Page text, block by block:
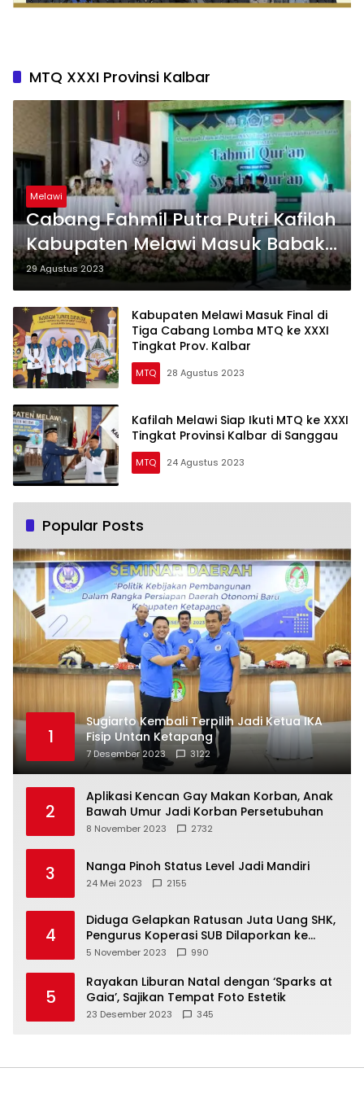
MTQ XXXI Provinsi Kalbar
Melawi
Cabang Fahmil Putra Putri Kafilah
Kabupaten Melawi Masuk Babak
Final
29 Agustus 2023
Kabupaten Melawi Masuk Final di
Tiga Cabang Lomba MTQ ke XXXI
Tingkat Prov. Kalbar
MTQ 28 Agustus 2023
Kafilah Melawi Siap Ikuti MTQ ke XXXI
Tingkat Provinsi Kalbar di Sanggau
MTQ 24 Agustus 2023
Popular Posts
1
Sugiarto Kembali Terpilih Jadi Ketua IKA
Fisip Untan Ketapang
7 Desember 2023 3122
2
Aplikasi Kencan Gay Makan Korban, Anak
Bawah Umur Jadi Korban Persetubuhan
8 November 2023 2732
3 Nanga Pinoh Status Level Jadi Mandiri
24 Mei 2023 2155
4
Diduga Gelapkan Ratusan Juta Uang SHK,
Pengurus Koperasi SUB Dilaporkan ke
Polisi
5 November 2023 990
5
Rayakan Liburan Natal dengan ‘Sparks at
Gaia’, Sajikan Tempat Foto Estetik
23 Desember 2023 345